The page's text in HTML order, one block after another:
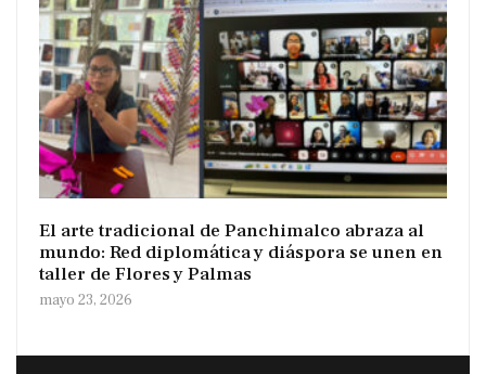
El arte tradicional de Panchimalco abraza al
mundo: Red diplomática y diáspora se unen en
taller de Flores y Palmas
mayo 23, 2026